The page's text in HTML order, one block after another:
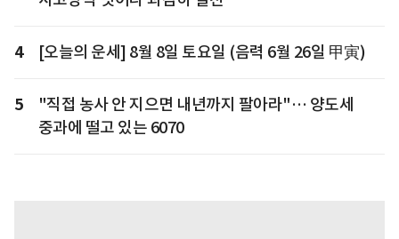
4 [오늘의 운세] 8월 8일 토요일 (음력 6월 26일 甲寅)
5
"직접 농사 안 지으면 내년까지 팔아라"… 양도세
중과에 떨고 있는 6070